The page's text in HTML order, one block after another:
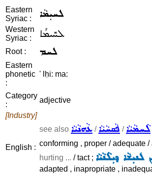
Eastern
Syriac :
ܠܚܝܼܡܵܐ
Western
Syriac :
ܠܚܺܝܡܳܐ
Root : ܠܚܡ
Eastern
phonetic
:
' lḥi: ma:
Category
:
adjective
[Industry]
English :
see also ܥܵܗܢܵܝܵܐ /ܦܵܩܚܵܝܵܐ /ܠܵܚܡܵܝܵܐ
conforming , proper / adequate
hurting ... / tact ; ܕܝܼܠܵܢܵܝܵܐ
adapted , inapropriate ,